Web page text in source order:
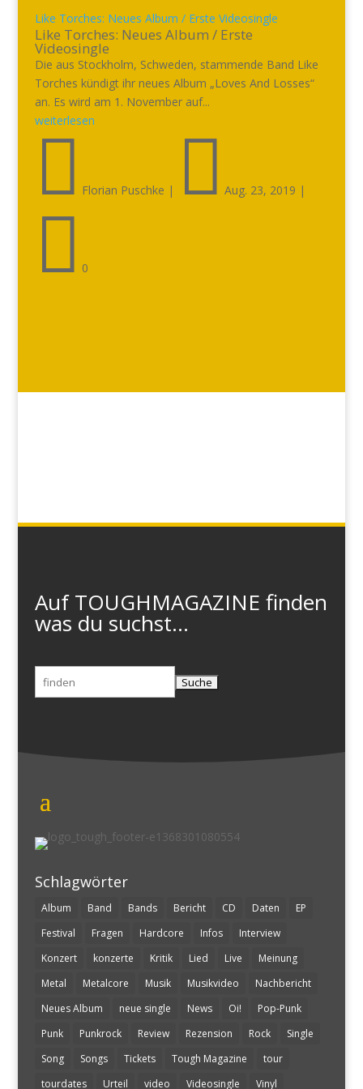
Like Torches: Neues Album / Erste Videosingle
Like Torches: Neues Album / Erste
Videosingle
Die aus Stockholm, Schweden, stammende Band Like
Torches kündigt ihr neues Album „Loves And Losses“
an. Es wird am 1. November auf...
weiterlesen
 Florian Puschke |  Aug. 23, 2019 |
 0
Auf TOUGHMAGAZINE finden
was du suchst...
Suchen
nach:
Schlagwörter
Album Band Bands Bericht CD Daten
EP
Festival
Fragen Hardcore Infos
Interview
Konzert
konzerte Kritik Lied Live
Meinung
Metal
Metalcore Musik Musikvideo
Nachbericht
Neues Album
neue single News Oi!
Pop-Punk
Punk
Punkrock Review Rezension Rock
Single
Song
Songs Tickets Tough Magazine
tour
tourdates
Urteil video Videosingle Vinyl